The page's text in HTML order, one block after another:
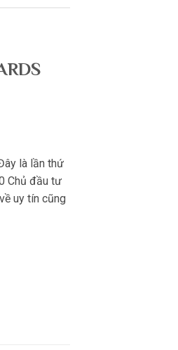
là lần thứ
Chủ đầu tư
uy tín cũng